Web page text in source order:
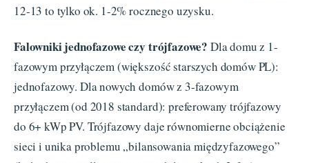
12-13 to tylko ok. 1-2% rocznego uzysku.
Falowniki jednofazowe czy trójfazowe? Dla domu z 1-
fazowym przyłączem (większość starszych domów PL):
jednofazowy. Dla nowych domów z 3-fazowym
przyłączem (od 2018 standard): preferowany trójfazowy
do 6+ kWp PV. Trójfazowy daje równomierne obciążenie
sieci i unika problemu „bilansowania międzyfazowego”